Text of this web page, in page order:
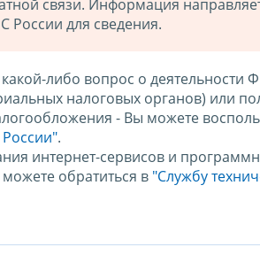
связи. Информация
России для сведения.
либо вопрос о деятельности
налоговых органов) или
- Вы можете
.
интернет-сервисов и
обратиться в "Службу